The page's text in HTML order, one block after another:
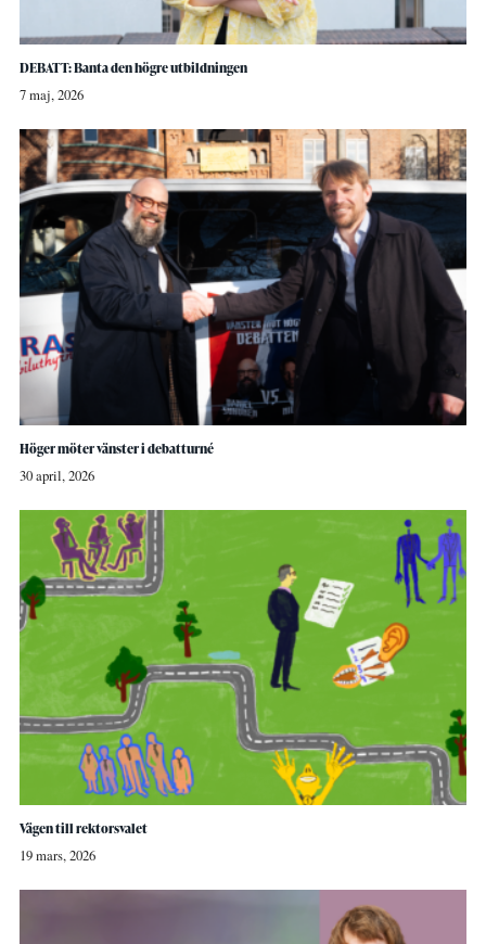
DEBATT: Banta den högre utbildningen
7 maj, 2026
Höger möter vänster i debatturné
30 april, 2026
Vägen till rektorsvalet
19 mars, 2026